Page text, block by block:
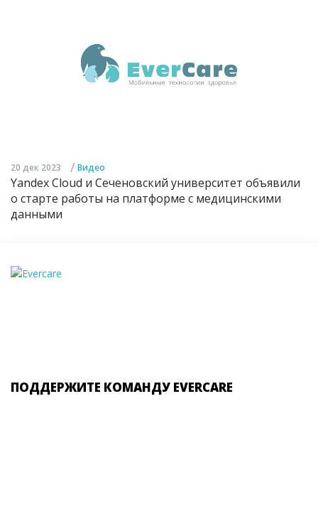
20 дек 2023 / Видео
Yandex Cloud и Сеченовский университет объявили
о старте работы на платформе с медицинскими
данными
ПОДДЕРЖИТЕ КОМАНДУ EVERCARE